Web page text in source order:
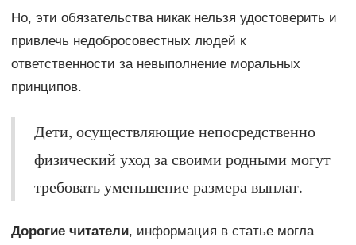
Но, эти обязательства никак нельзя удостоверить и
привлечь недобросовестных людей к
ответственности за невыполнение моральных
принципов.
Дети, осуществляющие непосредственно
физический уход за своими родными могут
требовать уменьшение размера выплат.
Дорогие читатели, информация в статье могла